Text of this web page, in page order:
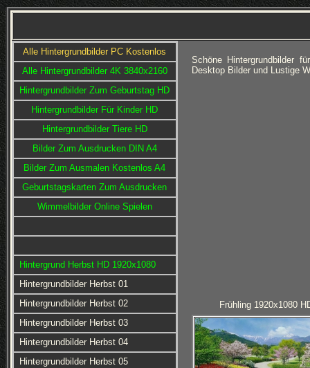
Alle Hintergrundbilder PC Kostenlos
Alle Hintergrundbilder 4K 3840x2160
Hintergrundbilder Zum Geburtstag HD
Hintergrundbilder Für Kinder HD
Hintergrundbilder Tiere HD
Bilder Zum Ausdrucken DIN A4
Bilder Zum Ausmalen Kostenlos A4
Geburtstagskarten Zum Ausdrucken
Wimmelbilder Online Spielen
Hintergrund Herbst HD 1920x1080
Hintergrundbilder Herbst 01
Hintergrundbilder Herbst 02
Hintergrundbilder Herbst 03
Hintergrundbilder Herbst 04
Hintergrundbilder Herbst 05
Schöne Hintergrundbilder
Desktop Bilder und Lustige
Frühling 1920x1080